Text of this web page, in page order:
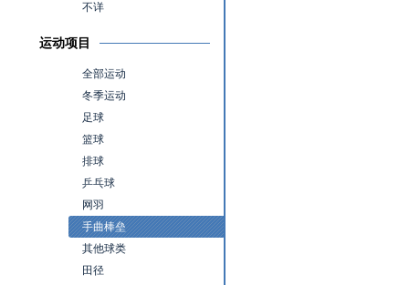
不详
运动项目
全部运动
冬季运动
足球
篮球
排球
乒乓球
网羽
手曲棒垒
其他球类
田径